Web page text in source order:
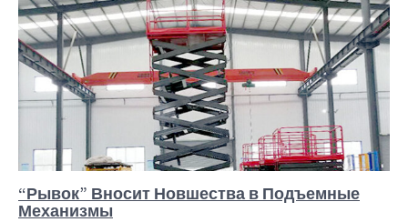
“Рывок” Вносит Новшества в Подъемные
Механизмы